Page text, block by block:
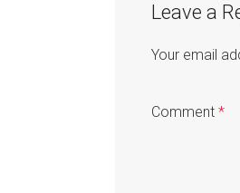
Leave a
Your email
Comment *